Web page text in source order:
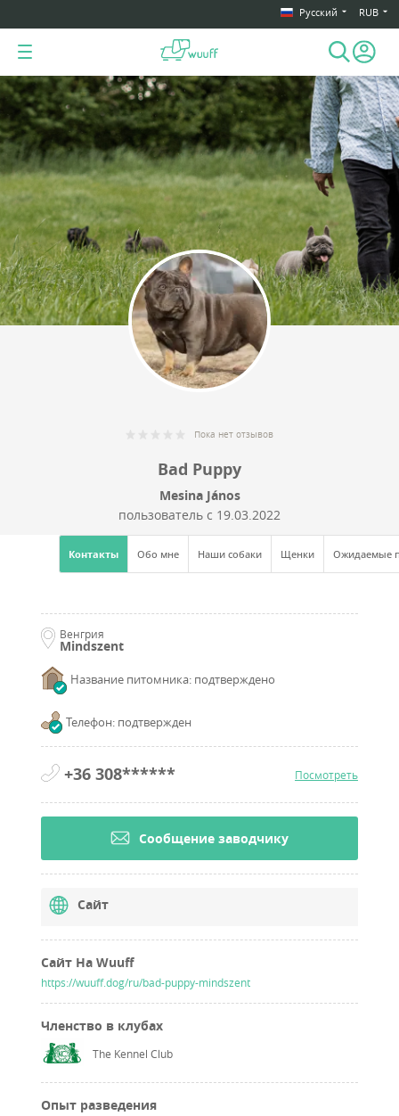
Русский RUB
Пока нет отзывов
Bad Puppy
Mesina János
пользователь с 19.03.2022
Контакты Обо мне Наши собаки Щенки Ожидаемые
Венгрия
Mindszent
Название питомника: подтверждено
Телефон: подтвержден
+36 308****** Посмотреть
Cообщение заводчику
Сайт
Сайт На Wuuff
https://wuuff.dog/ru/bad-puppy-mindszent
Членство в клубах
The Kennel Club
Опыт разведения